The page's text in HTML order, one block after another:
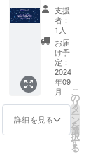
テン
コール
台本
教会エ
ンブレ
ムタペ
スト
リー(A1
サイズ
H841m
m×W59
4mm・
サイン
入り／
影山怜
雄・明
支援
者：
1人
お届
け予
定：
2024
年09
月
詳細を見る
こ
の
リ
タ
ー
ン
を
選
択
す
る